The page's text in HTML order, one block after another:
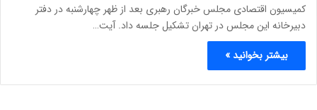
کمیسیون اقتصادی مجلس خبرگان رهبری بعد از ظهر چهارشنبه در دفتر
دبیرخانه این مجلس در تهران تشکیل جلسه داد. آیت…
بیشتر بخوانید »